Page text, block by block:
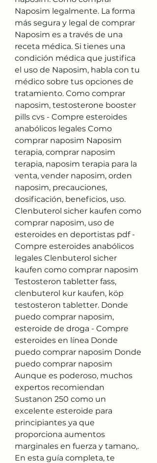
Naposim legalmente. La forma
más segura y legal de comprar
Naposim es a través de una
receta médica. Si tienes una
condición médica que justifica
el uso de Naposim, habla con tu
médico sobre tus opciones de
tratamiento. Como comprar
naposim, testosterone booster
pills cvs - Compre esteroides
anabólicos legales Como
comprar naposim Naposim
terapia, comprar naposim
terapia, naposim terapia para la
venta, vender naposim, orden
naposim, precauciones,
dosificación, beneficios, uso.
Clenbuterol sicher kaufen como
comprar naposim, uso de
esteroides en deportistas pdf -
Compre esteroides anabólicos
legales Clenbuterol sicher
kaufen como comprar naposim
Testosteron tabletter fass,
clenbuterol kur kaufen, köp
testosteron tabletter. Donde
puedo comprar naposim,
esteroide de droga - Compre
esteroides en línea Donde
puedo comprar naposim Donde
puedo comprar naposim
Aunque es poderoso, muchos
expertos recomiendan
Sustanon 250 como un
excelente esteroide para
principiantes ya que
proporciona aumentos
marginales en fuerza y tamano,.
En esta guía completa, te